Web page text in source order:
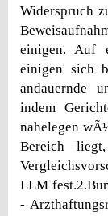
Widerspruch
einigen. Auf
einigen sich
andauernde
indem
nahelegen
Bereich
LLM
-